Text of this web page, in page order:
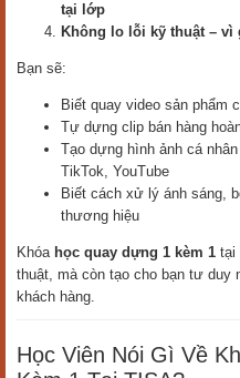
tại lớp
Không lo lỗi kỹ thuật –
Bạn sẽ:
Biết quay video sản phẩm
Tự dựng clip bán hàng
Tạo dựng hình ảnh cá
TikTok, YouTube
Biết cách xử lý ánh sáng,
thương hiệu
Khóa học quay dựng 1 kèm 1 tại
thuật, mà còn tạo cho bạn tư duy
khách hàng.
Học Viên Nói Gì Về